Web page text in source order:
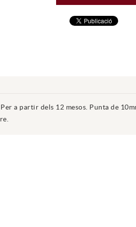
a partir dels 12 mesos. Punta de